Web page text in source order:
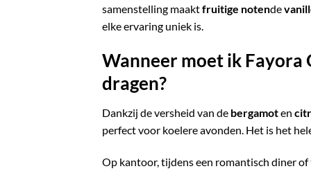
samenstelling maaktfruitige notende
elke ervaring uniek is.
Wanneer moet ik Fayora
dragen?
Dankzij de versheid van de bergamoten
perfect voor koelere avonden. Het is het
Op kantoor, tijdens een romantisch diner